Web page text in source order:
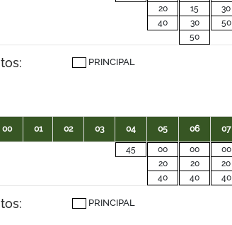
20
40
15
30
50
30
50
PRINCIPAL
00 01 02 03 04 05 06 07
45
00
20
40
00
20
40
00
20
40
PRINCIPAL